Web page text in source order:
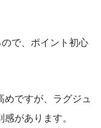
で、ポイント初心
ですが、ラグジュ
があります。